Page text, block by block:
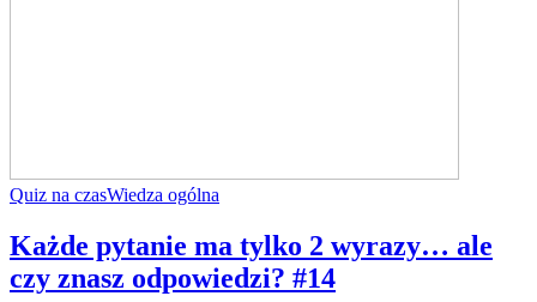
Quiz na czasWiedza ogólna
Każde pytanie ma tylko 2 wyrazy… ale
czy znasz odpowiedzi? #14